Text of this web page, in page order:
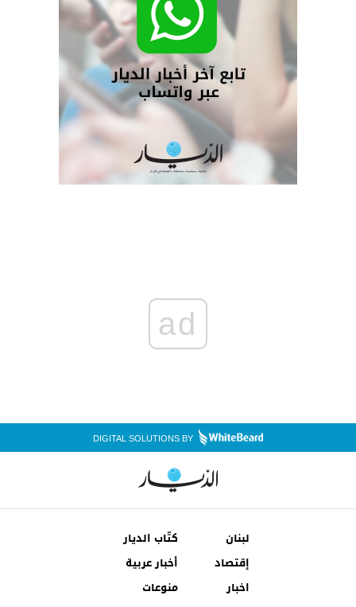
ad
DIGITAL SOLUTIONS BY
لبنان
كتّاب الديار
إقتصاد
أخبار عربية
اخبار
منوعات